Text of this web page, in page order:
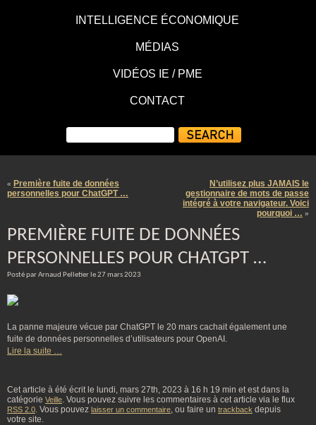
INTELLIGENCE ÉCONOMIQUE
MÉDIAS
VIDÉOS IE / PME
CONTACT
« Première fuite de données
personnelles pour ChatGPT …
N’utilisez plus JAMAIS le
gestionnaire de mots de passe
intégré à votre navigateur. Voici
pourquoi … »
PREMIÈRE FUITE DE DONNÉES
PERSONNELLES POUR CHATGPT …
Posté par Arnaud Pelletier le 27 mars 2023
La panne majeure vécue par ChatGPT le 20 mars cachait également une
fuite de données personnelles d’utilisateurs pour OpenAI.
Lire la suite …
Cet article à été écrit le lundi, mars 27th, 2023 à 16 h 19 min et est dans la
catégorie Veille. Vous pouvez suivre les commentaires à cet article via le flux
RSS 2.0. Vous pouvez laisser un commentaire, ou faire un trackback depuis
votre site.